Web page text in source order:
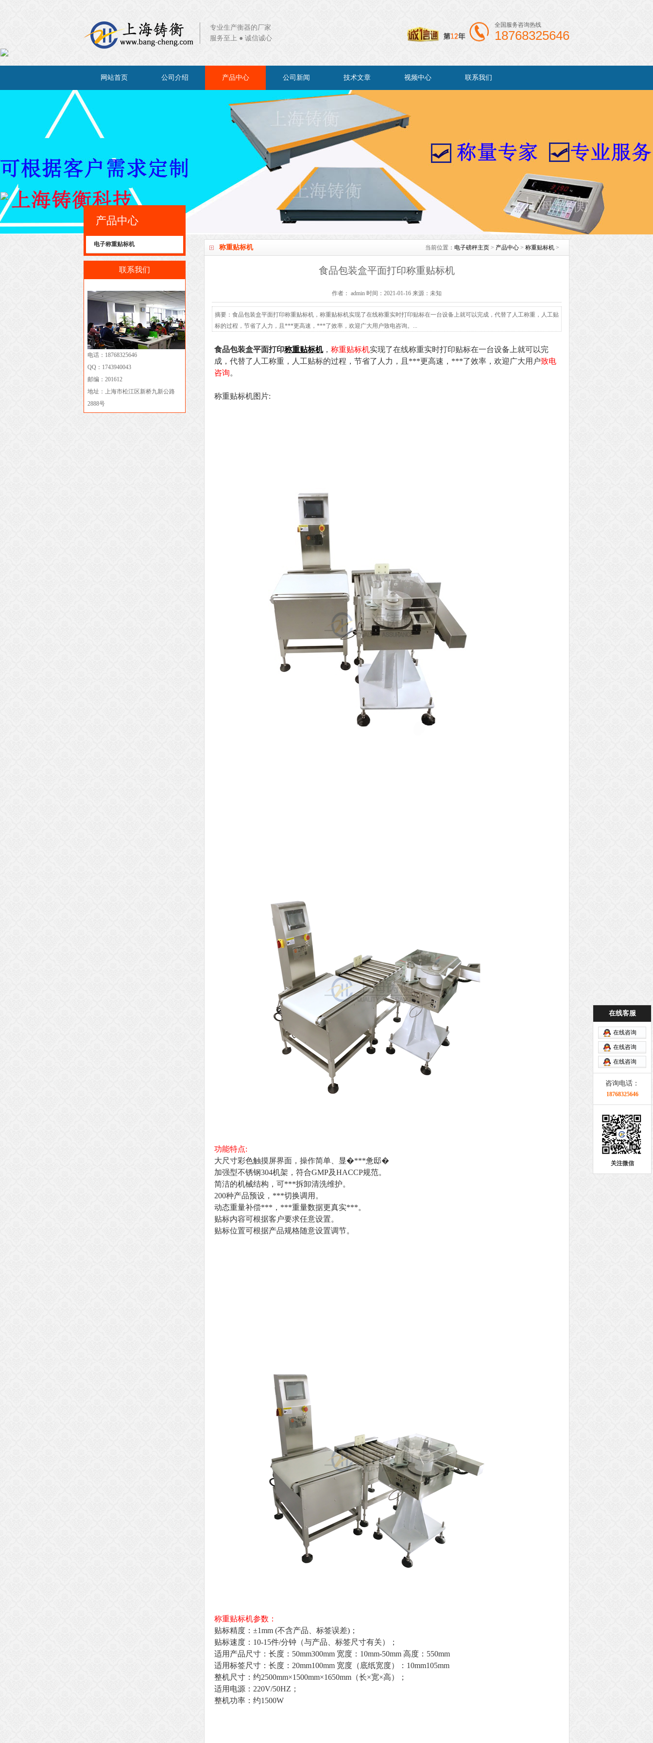
专业生产衡器的厂家
服务至上 ● 诚信诚心
全国服务咨询热线
18768325646
网站首页 公司介绍 产品中心 公司新闻 技术文章 视频中心 联系我们
称重贴标机 当前位置： 电子磅秤主页 > 产品中心 > 称重贴标机 >
食品包装盒平面打印称重贴标机
作者： admin 时间：2021-01-16 来源：未知
摘要：食品包装盒平面打印称重贴标机，称重贴标机实现了在线称重实时打印贴标在一台设备上就可以完成，代替了人工称重，人工贴
标的过程，节省了人力，且***更高速，***了效率，欢迎广大用户致电咨询。...
食品包装盒平面打印称重贴标机， 称重贴标机实现了在线称重实时打印贴标在一台设备上就可以完
成，代替了人工称重，人工贴标的过程，节省了人力，且***更高速，***了效率，欢迎广大用户致电
咨询。
称重贴标机图片:
功能特点:
大尺寸彩色触摸屏界面，操作简单、显�***惫邸�
加强型不锈钢304机架，符合GMP及HACCP规范。
简洁的机械结构，可***拆卸清洗维护。
200种产品预设，***切换调用。
动态重量补偿***，***重量数据更真实***。
贴标内容可根据客户要求任意设置。
贴标位置可根据产品规格随意设置调节。
称重贴标机参数：
贴标精度：±1mm (不含产品、标签误差)；
贴标速度：10-15件/分钟（与产品、标签尺寸有关）；
适用产品尺寸：长度：50mm300mm 宽度：10mm-50mm 高度：550mm
适用标签尺寸：长度：20mm100mm 宽度（底纸宽度）：10mm105mm
整机尺寸：约2500mm×1500mm×1650mm（长×宽×高）；
适用电源：220V/50HZ；
整机功率：约1500W
产品中心
电子称重贴标机
联系我们
电话：18768325646
QQ：1743940043
邮编：201612
地址：上海市松江区新桥九新公路
2888号
在线客服
在线咨询
在线咨询
在线咨询
咨询电话：
18768325646
关注微信
×